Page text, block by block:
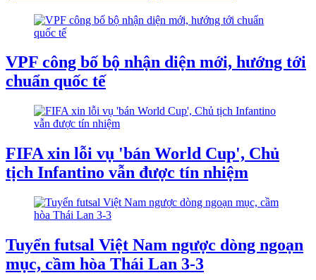
VPF công bố bộ nhận diện mới, hướng tới
chuẩn quốc tế
FIFA xin lỗi vụ 'bán World Cup', Chủ
tịch Infantino vẫn được tín nhiệm
Tuyển futsal Việt Nam ngược dòng ngoạn
mục, cầm hòa Thái Lan 3-3